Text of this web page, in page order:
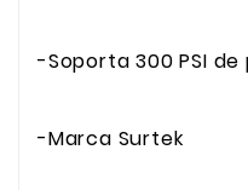
-Soporta 300 PSI de
-Marca Surtek